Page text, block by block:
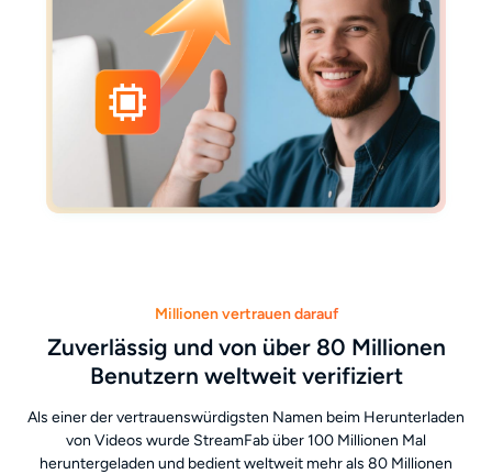
Millionen vertrauen darauf
Zuverlässig und von über 80 Millionen
Benutzern weltweit verifiziert
Als einer der vertrauenswürdigsten Namen beim Herunterladen
von Videos wurde StreamFab über 100 Millionen Mal
heruntergeladen und bedient weltweit mehr als 80 Millionen